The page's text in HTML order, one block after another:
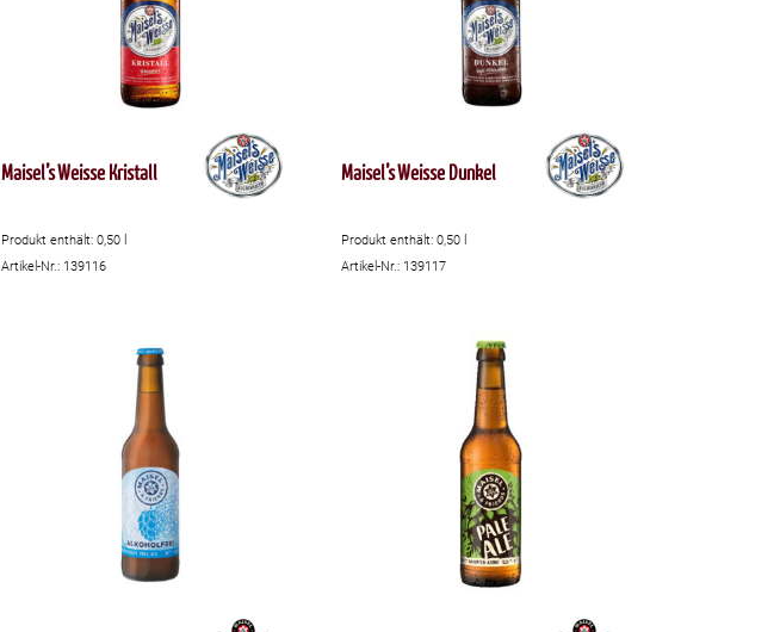
Maisel’s Weisse Kristall
Produkt enthält: 0,50
Artikel-Nr.: 139116
Maisel’s Weisse Dunkel
Produkt enthält: 0,50
Artikel-Nr.: 139117